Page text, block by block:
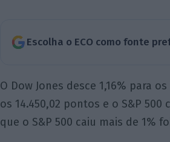
Escolha o ECO como fonte
O Dow Jones desce 1,16% para
os 14.450,02 pontos e o S&P
que o S&P 500 caiu mais de 1%